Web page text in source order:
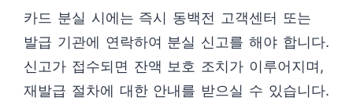
카드 분실 시에는 즉시 동백전 고객센터 또는
발급 기관에 연락하여 분실 신고를 해야 합니다.
신고가 접수되면 잔액 보호 조치가 이루어지며,
재발급 절차에 대한 안내를 받으실 수 있습니다.